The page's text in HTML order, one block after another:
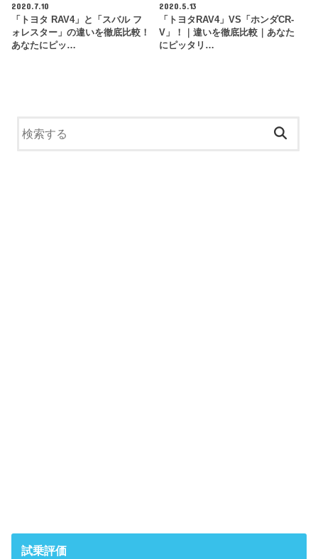
2020.7.10
「トヨタ RAV4」と「スバル フ
ォレスター」の違いを徹底比較！
あなたにピッ…
2020.5.13
「トヨタRAV4」VS「ホンダCR-
V」！｜違いを徹底比較｜あなた
にピッタリ…
試乗評価